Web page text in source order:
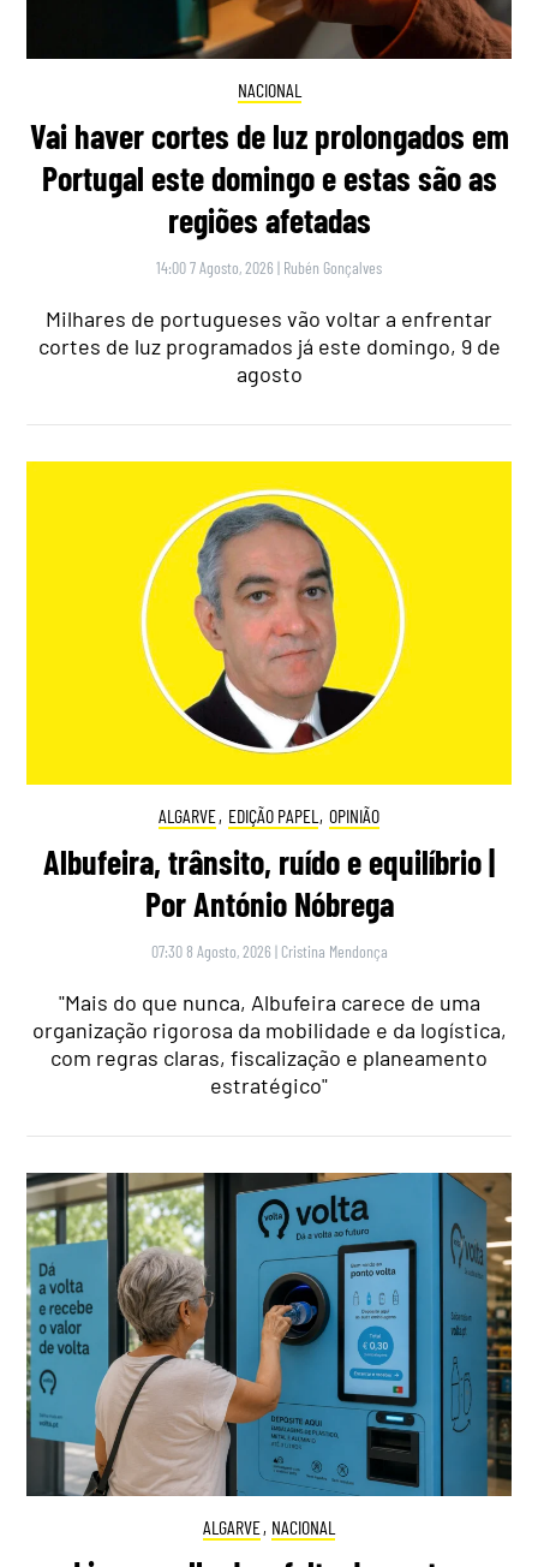
NACIONAL
Vai haver cortes de luz prolongados em
Portugal este domingo e estas são as
regiões afetadas
14:00 7 Agosto, 2026 | Rubén Gonçalves
Milhares de portugueses vão voltar a enfrentar
cortes de luz programados já este domingo, 9 de
agosto
ALGARVE, EDIÇÃO PAPEL , OPINIÃO
Albufeira, trânsito, ruído e equilíbrio |
Por António Nóbrega
07:30 8 Agosto, 2026 | Cristina Mendonça
"Mais do que nunca, Albufeira carece de uma
organização rigorosa da mobilidade e da logística,
com regras claras, fiscalização e planeamento
estratégico"
ALGARVE, NACIONAL